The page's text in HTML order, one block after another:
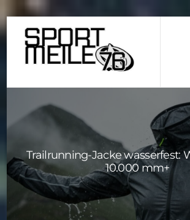
Skip
content
Trailrunning-Jacke wasserfest:
10.000 mm+